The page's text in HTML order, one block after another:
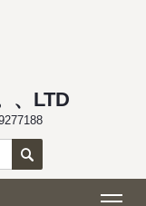
、LTD
